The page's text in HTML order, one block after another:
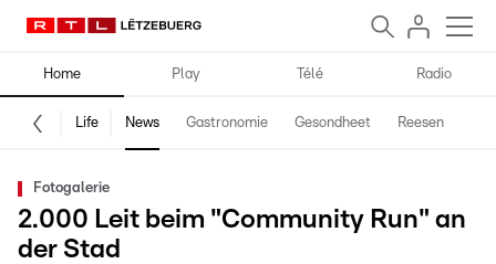
Home Play Télé Radio
Life News Gastronomie Gesondheet Reesen
Fotogalerie
2.000 Leit beim "Community Run" an
der Stad